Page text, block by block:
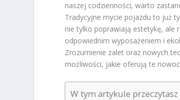
naszej codzienności, warto
Tradycyjne mycie pojazdu to już
nie tylko poprawiają estetykę, ale
odpowiednim wyposażeniem i
Zrozumienie zalet oraz nowych
możliwości, jakie oferują te
W tym artykule przeczytasz